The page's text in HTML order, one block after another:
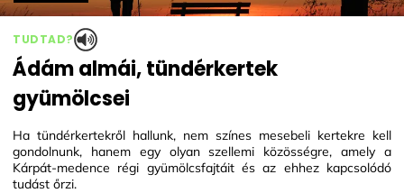
TUDTAD?
Ádám almái, tündérkertek
gyümölcsei
Ha tündérkertekről hallunk, nem színes mesebeli kertekre kell
gondolnunk, hanem egy olyan szellemi közösségre, amely a
Kárpát-medence régi gyümölcsfajtáit és az ehhez kapcsolódó
tudást őrzi.